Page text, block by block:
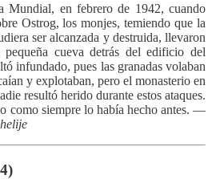
Mundial, en febrero de 1942, cuando
Ostrog, los monjes, temiendo que la
ser alcanzada y destruida, llevaron
cueva detrás del edificio del
infundado, pues las granadas volaban
y explotaban, pero el monasterio en
resultó herido durante estos ataques.
como siempre lo había hecho antes. —